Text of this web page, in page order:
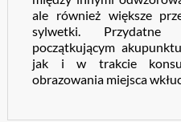
ale również większe
sylwetki.
początkującym
jak i w trakcie
obrazowania miejsca